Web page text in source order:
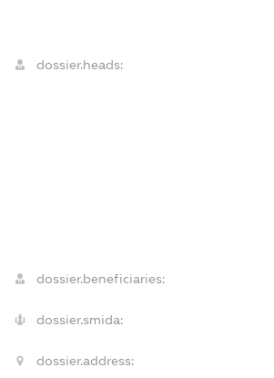
dossier.heads:
dossier.beneficiaries:
dossier.smida:
dossier.address: